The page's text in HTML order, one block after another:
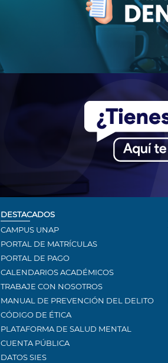
DESTACADOS
CAMPUS UNAP
PORTAL DE MATRÍCULAS
PORTAL DE PAGO
CALENDARIOS ACADÉMICOS
TRABAJE CON NOSOTROS
MANUAL DE PREVENCIÓN DEL DELITO
CÓDIGO DE ÉTICA
PLATAFORMA DE SALUD MENTAL
CUENTA PÚBLICA
DATOS SIES